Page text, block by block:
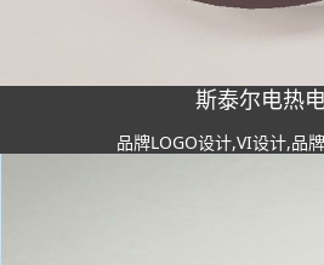
斯泰尔电热
品牌LOGO设计,VI设计,品